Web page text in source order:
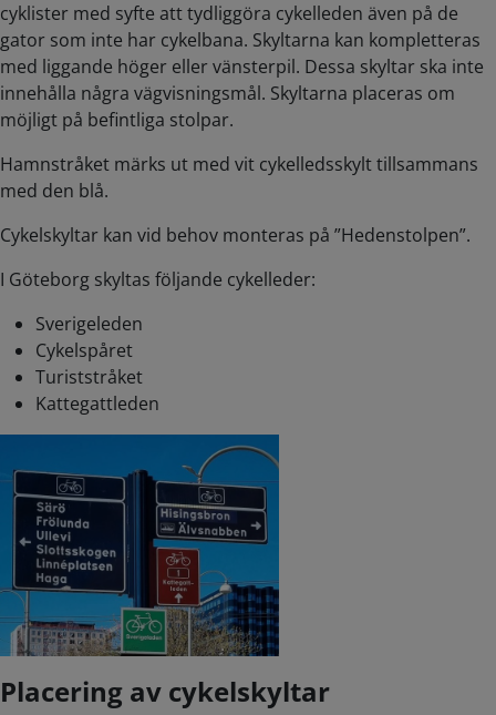
cyklister med syfte att tydliggöra cykelleden även på de
gator som inte har cykelbana. Skyltarna kan kompletteras
med liggande höger eller vänsterpil. Dessa skyltar ska inte
innehålla några vägvisningsmål. Skyltarna placeras om
möjligt på befintliga stolpar.
Hamnstråket märks ut med vit cykelledsskylt tillsammans
med den blå.
Cykelskyltar kan vid behov monteras på ”Hedenstolpen”.
I Göteborg skyltas följande cykelleder:
Sverigeleden
Cykelspåret
Turiststråket
Kattegattleden
Placering av cykelskyltar